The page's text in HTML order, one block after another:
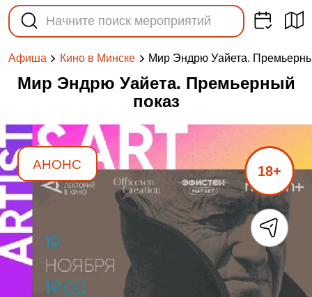
Афиша Кино в Минске Мир Эндрю Уайета.
Мир Эндрю Уайета. Премьерный
показ
АНОНС 18+